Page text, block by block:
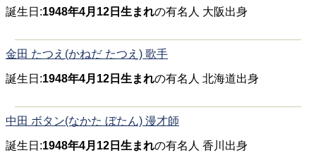
誕生日:1948年4月12日生まれの有名人 大阪出身
金田 たつえ(かねだ たつえ) 歌手
誕生日:1948年4月12日生まれの有名人 北海道出身
中田 ボタン(なかた ぼたん) 漫才師
誕生日:1948年4月12日生まれの有名人 香川出身